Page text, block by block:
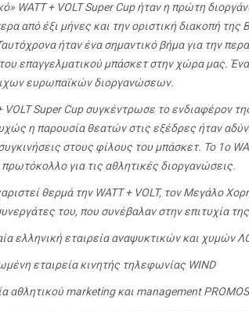
WATT + VOLT Super Cup ήταν η πρώτη
από έξι μήνες και την οριστική διακοπή
ήταν ένα σημαντικό βήμα για την
επαγγελματικού μπάσκετ στην χώρα μας.
ευρωπαϊκών διοργανώσεων.
VOLT Super Cup συγκέντρωσε το ενδιαφέρον
η παρουσία θεατών στις εξέδρες ήταν
στους φίλους του μπάσκετ. Το 1ο
πρωτόκολλο για τις αθλητικές διοργανώσεις.
θερμά την WATT + VOLT, τον Μεγάλο
του, που συνέβαλαν στην επιτυχία
ελληνική εταιρεία αναψυκτικών και χυμών
εταιρεία κινητής τηλεφωνίας WIND
αθλητικού marketing και management